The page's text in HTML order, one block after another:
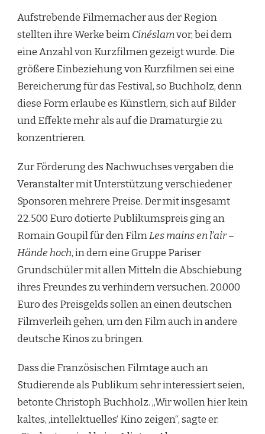
Aufstrebende Filmemacher aus der Region
stellten ihre Werke beimCinéslamvor, bei dem
eine Anzahl von Kurzfilmen gezeigt wurde. Die
größere Einbeziehung von Kurzfilmen sei eine
Bereicherung für das Festival, so Buchholz, denn
diese Form erlaube es Künstlern, sich auf Bilder
und Effekte mehr als auf die Dramaturgie zu
konzentrieren.
Zur Förderung des Nachwuchses vergaben die
Veranstalter mit Unterstützung verschiedener
Sponsoren mehrere Preise. Der mit insgesamt
22.500 Euro dotierte Publikumspreis ging an
Romain Goupil für den FilmLes mains en l’air –
Hände hoch, in dem eine Gruppe Pariser
Grundschüler mit allen Mitteln die Abschiebung
ihres Freundes zu verhindern versuchen. 20.000
Euro des Preisgelds sollen an einen deutschen
Filmverleih gehen, um den Film auch in andere
deutsche Kinos zu bringen.
Dass die Französischen Filmtage auch an
Studierende als Publikum sehr interessiert seien,
betonte Christoph Buchholz. „Wir wollen hier kein
kaltes, ‚intellektuelles‘ Kino zeigen“, sagte er.